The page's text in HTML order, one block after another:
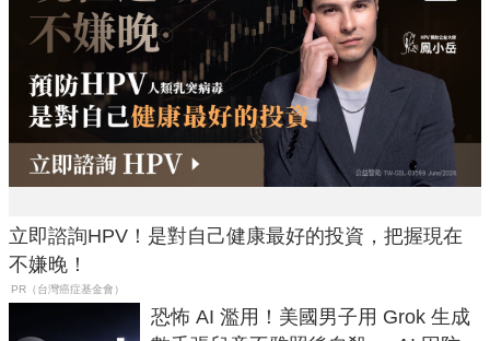
立即諮詢HPV！是對自己健康最好的投資，把握現在
不嫌晚！
PR（台灣癌症基金會）
恐怖 AI 濫用！美國男子用 Grok 生成